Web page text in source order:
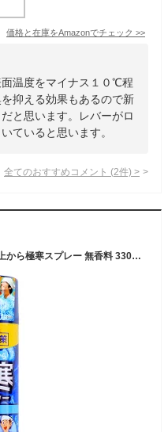
価格と在庫をAmazonでチェック >>
温度をマイナス１０℃程
抑える効果もあるので新
と思います。レバーがロ
ていると思います。
全てのおすすめコメント (2件) >
【春夏限定】小林製薬 熱中対策 服の上から極寒スプレー 無香料 330mL ( 4901548602984 ) ※無くなり次第終了 【AL2605-cool】